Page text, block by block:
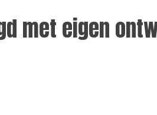
met eigen